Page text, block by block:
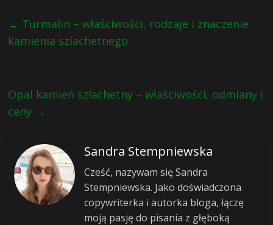
← Turmalin – właściwości, rodzaje i znaczenie
kamienia szlachetnego
Opal kamień szlachetny – właściwości, odmiany i
ceny →
Sandra Stempniewska
Cześć, nazywam się Sandra
Stempniewska. Jako doświadczona
copywriterka i autorka bloga, łączę
moją pasję do pisania z głęboką